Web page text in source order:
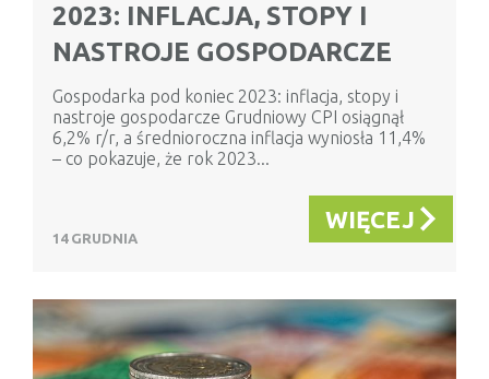
2023: INFLACJA, STOPY I
NASTROJE GOSPODARCZE
Gospodarka pod koniec 2023: inflacja, stopy i
nastroje gospodarcze Grudniowy CPI osiągnął
6,2% r/r, a średnioroczna inflacja wyniosła 11,4%
– co pokazuje, że rok 2023...
14 GRUDNIA
WIĘCEJ